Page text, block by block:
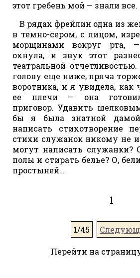
этот гребень мой — знали все.
В рядах фрейлин одна из
в темно-сером, с лицом,
морщинами вокруг рта,
охнула, и звук этот
театральной
голову еще ниже, пряча
воротника, и я увидела, как
ее плечи — она
приговор. Удавить
бы я была знатной
написать стихотворение
стихи служанок никому не
могут написать
полы и стирать белье? О,
простыней…
1
1/45
Перейти на